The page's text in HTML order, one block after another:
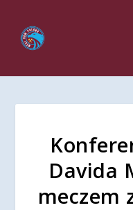
Davida
meczem